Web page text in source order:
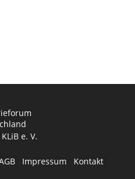
e. V.
Impressum Kontakt